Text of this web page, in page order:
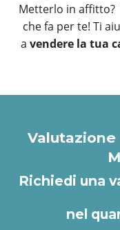
Metterlo in affitto?
che fa per te! Ti
a vendere la tua
Richiedi una
nel